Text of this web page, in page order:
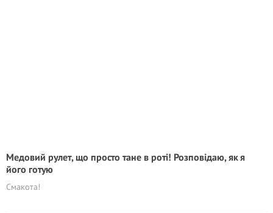
Медовий рулет, що просто тане в роті! Розповідаю, як я
його готую
Cмакота!